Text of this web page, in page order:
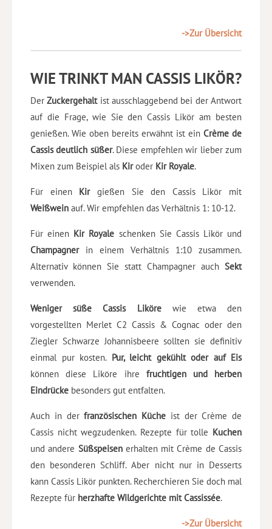
->Zur Übersicht
WIE TRINKT MAN CASSIS LIKÖR?
DerZuckergehaltist ausschlaggebend bei der Antwort
auf die Frage, wie Sie den Cassis Likör am besten
genießen. Wie oben bereits erwähnt ist ein Crème de
Cassis deutlich süßer. Diese empfehlen wir lieber zum
Mixen zum Beispiel als Kiroder Kir Royale.
Für einen Kirgießen Sie den Cassis Likör mit
Weißwein auf. Wir empfehlen das Verhältnis 1: 10-12.
Für einen Kir Royale schenken Sie Cassis Likör und
Champagnerin einem Verhältnis 1:10 zusammen.
Alternativ können Sie statt Champagner auch Sekt
verwenden.
Weniger süße Cassis Likörewie etwa den
vorgestellten Merlet C2 Cassis & Cognac oder den
Ziegler Schwarze Johannisbeere sollten sie definitiv
einmal pur kosten. Pur, leicht gekühlt oder auf Eis
können diese Liköre ihre fruchtigen und herben
Eindrücke besonders gut entfalten.
Auch in derfranzösischen Küche ist der Crème de
Cassis nicht wegzudenken. Rezepte für tolle Kuchen
und andere Süßspeisenerhalten mit Crème de Cassis
den besonderen Schliff. Aber nicht nur in Desserts
kann Cassis Likör punkten. Recherchieren Sie doch mal
Rezepte für herzhafte Wildgerichte mit Cassissée.
->Zur Übersicht